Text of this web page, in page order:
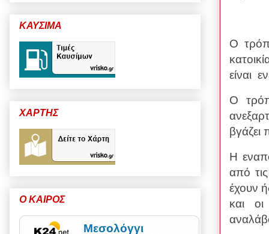
Ο
είναι
Ο
βγάζει
Η
από
έχουν
και
ΚΑΥΣΙΜΑ
ΧΑΡΤΗΣ
Ο ΚΑΙΡΟΣ